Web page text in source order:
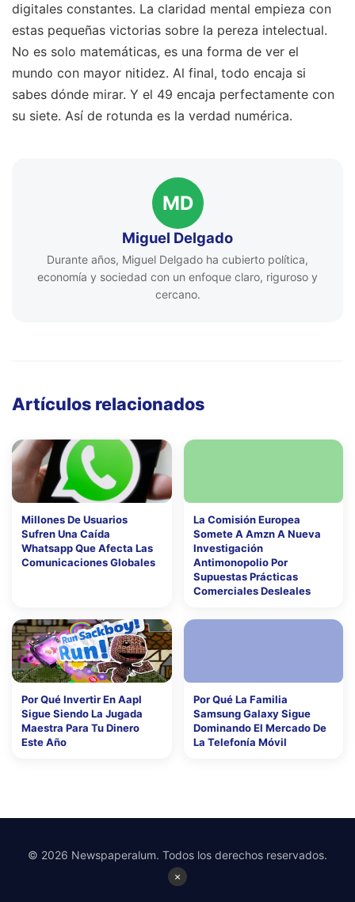
digitales constantes. La claridad mental empieza con
estas pequeñas victorias sobre la pereza intelectual.
No es solo matemáticas, es una forma de ver el
mundo con mayor nitidez. Al final, todo encaja si
sabes dónde mirar. Y el 49 encaja perfectamente con
su siete. Así de rotunda es la verdad numérica.
MD
Miguel Delgado
Durante años, Miguel Delgado ha cubierto política,
economía y sociedad con un enfoque claro, riguroso y
cercano.
Artículos relacionados
Millones De Usuarios
Sufren Una Caída
Whatsapp Que Afecta Las
Comunicaciones Globales
La Comisión Europea
Somete A Amzn A Nueva
Investigación
Antimonopolio Por
Supuestas Prácticas
Comerciales Desleales
Por Qué Invertir En Aapl
Sigue Siendo La Jugada
Maestra Para Tu Dinero
Este Año
Por Qué La Familia
Samsung Galaxy Sigue
Dominando El Mercado De
La Telefonía Móvil
×
© 2026 Newspaperalum. Todos los derechos reservados.